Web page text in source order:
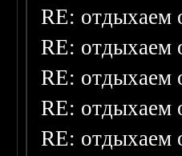
RE: отдыхаем
RE: отдыхаем
RE: отдыхаем
RE: отдыхаем
RE: отдыхаем